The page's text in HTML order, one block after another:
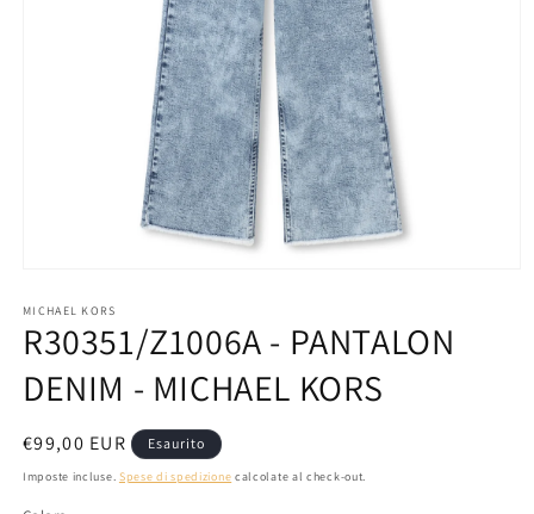
multimediali
1
in
modale
MICHAEL KORS
R30351/Z1006A - PANTALON
DENIM - MICHAEL KORS
Prezzo
di
€99,00 EUR Esaurito
Imposte incluse. Spese di spedizione calcolate al check-out.